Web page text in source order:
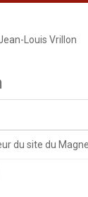
Louis Vrillon
du site du